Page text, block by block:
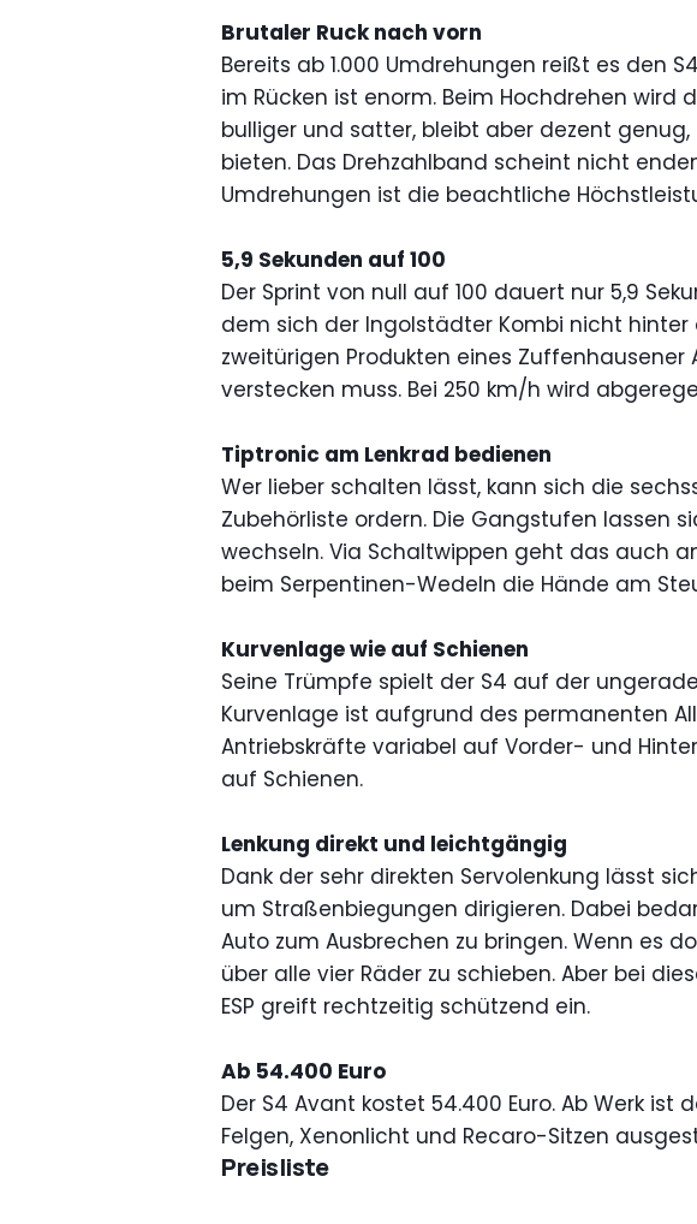
Brutaler Ruck nach vorn
Bereits ab 1.000 Umdrehungen reißt es den
im Rücken ist enorm. Beim Hochdrehen wird
bulliger und satter, bleibt aber dezent
bieten. Das Drehzahlband scheint nicht
Umdrehungen ist die beachtliche
5,9 Sekunden auf 100
Der Sprint von null auf 100 dauert nur 5,9
dem sich der Ingolstädter Kombi nicht
zweitürigen Produkten eines Zuffenhausener
verstecken muss. Bei 250 km/h wird
Tiptronic am Lenkrad bedienen
Wer lieber schalten lässt, kann sich die
Zubehörliste ordern. Die Gangstufen lassen
wechseln. Via Schaltwippen geht das auch
beim Serpentinen-Wedeln die Hände am
Kurvenlage wie auf Schienen
Seine Trümpfe spielt der S4 auf der
Kurvenlage ist aufgrund des permanenten
Antriebskräfte variabel auf Vorder- und
auf Schienen.
Lenkung direkt und leichtgängig
Dank der sehr direkten Servolenkung lässt
um Straßenbiegungen dirigieren. Dabei
Auto zum Ausbrechen zu bringen. Wenn es
über alle vier Räder zu schieben. Aber bei
ESP greift rechtzeitig schützend ein.
Ab 54.400 Euro
Der S4 Avant kostet 54.400 Euro. Ab Werk ist
Felgen, Xenonlicht und Recaro-Sitzen
Preisliste